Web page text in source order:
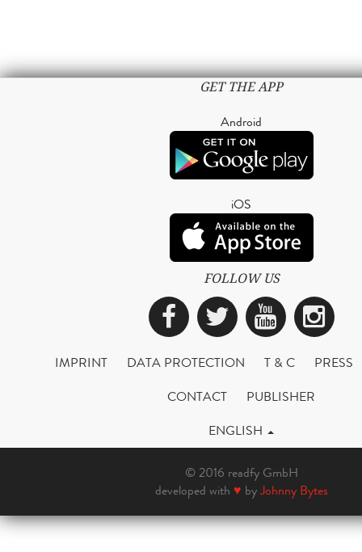
GET THE APP
Android
iOS
FOLLOW US
Facebook
Twitter
IMPRINT DATA PROTECTION T & C
PRESS
CONTACT
PUBLISHER
ENGLISH
© 2016 readfy GmbH
developed with ♥ byJohnny Bytes